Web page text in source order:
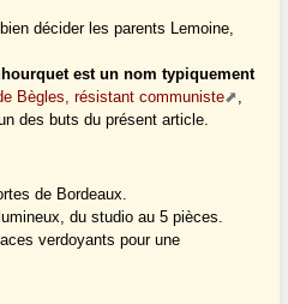
décider les parents Lemoine,
est un nom typiquement
Bègles, résistant communiste
,
des buts du présent article.
de Bordeaux.
du studio au 5 pièces.
verdoyants pour une